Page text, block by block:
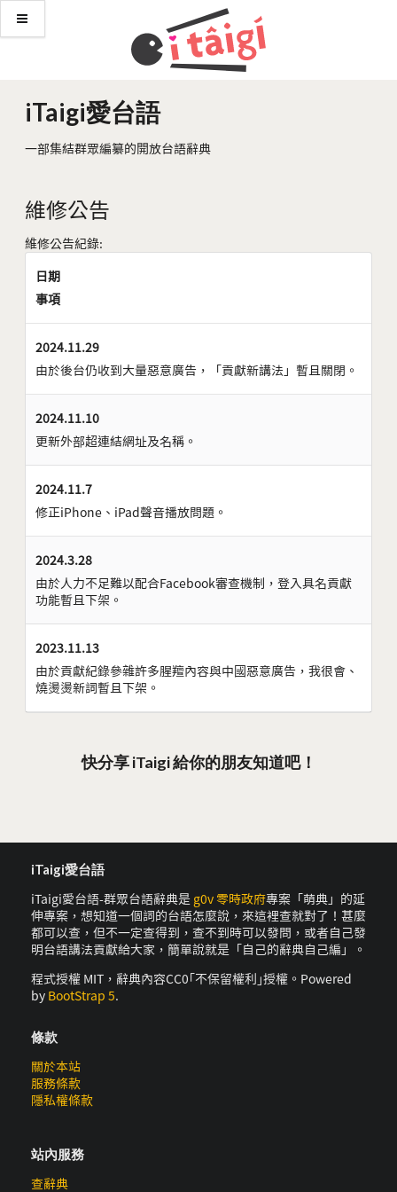
iTaigi愛台語
一部集結群眾編纂的開放台語辭典
維修公告
維修公告紀錄:
日期
事項
2024.11.29
由於後台仍收到大量惡意廣告，「貢獻新講法」暫且關閉。
2024.11.10
更新外部超連結網址及名稱。
2024.11.7
修正iPhone、iPad聲音播放問題。
2024.3.28
由於人力不足難以配合Facebook審查機制，登入具名貢獻
功能暫且下架。
2023.11.13
由於貢獻紀錄參雜許多腥羶內容與中國惡意廣告，我很會、
燒燙燙新詞暫且下架。
快分享 iTaigi 給你的朋友知道吧！
iTaigi愛台語
iTaigi愛台語-群眾台語辭典是 g0v 零時政府專案「萌典」的延
伸專案，想知道一個詞的台語怎麼說，來這裡查就對了！甚麼
都可以查，但不一定查得到，查不到時可以發問，或者自己發
明台語講法貢獻給大家，簡單說就是「自己的辭典自己編」。
程式授權 MIT，辭典內容CC0｢不保留權利｣授權。Powered
by BootStrap 5.
條款
關於本站
服務條款
隱私權條款
站內服務
查辭典